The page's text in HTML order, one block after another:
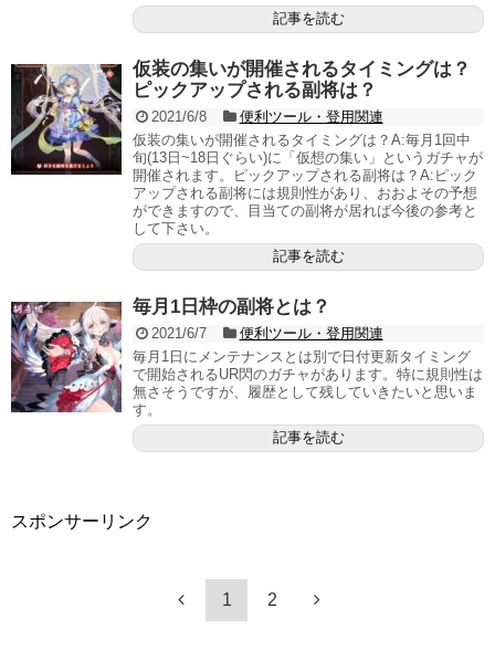
記事を読む
仮装の集いが開催されるタイミングは？
ピックアップされる副将は？
2021/6/8
便利ツール・登用関連
仮装の集いが開催されるタイミングは？A:毎月1回中
旬(13日~18日ぐらい)に「仮想の集い」というガチャが
開催されます。ピックアップされる副将は？A:ピック
アップされる副将には規則性があり、おおよその予想
ができますので、目当ての副将が居れば今後の参考と
して下さい。
記事を読む
毎月1日枠の副将とは？
2021/6/7
便利ツール・登用関連
毎月1日にメンテナンスとは別で日付更新タイミング
で開始されるUR閃のガチャがあります。特に規則性は
無さそうですが、履歴として残していきたいと思いま
す。
記事を読む
スポンサーリンク
1 2